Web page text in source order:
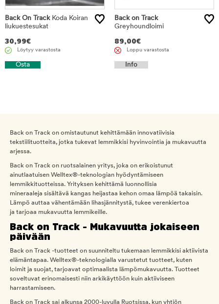
Back On TrackKoda Koiran
liukuestesukat
30,99€
Löytyy varastosta
Osta
Back on Track
Greyhoundloimi
89,00€
Loppu varastosta
Info
Back on Track on omistautunut kehittämään innovatiivisia
tekstiilituotteita, jotka tukevat lemmikkisi hyvinvointia ja mukavuutta
arjessa.
Back on Track on ruotsalainen yritys, joka on erikoistunut
ainutlaatuisen Welltex®-teknologian hyödyntämiseen
lemmikkituotteissa. Yrityksen kehittämä luonnollisia
mineraaleja sisältävä kangas heijastaa kehon omaa lämpöä takaisin.
Lämpö auttaa vähentämään lihasjännitystä, tukee verenkiertoa
ja tarjoaa mukavuutta lemmikeille.
Back on Track - Mukavuutta jokaiseen
päivään
Back on Track -tuotteet on suunniteltu tukemaan lemmikkisi aktiivista
elämäntapaa. Welltex®-teknologialla varustetut tuotteet, kuten
loimit ja suojat, tarjoavat optimaalista lämpömukavuutta. Tuotteet
soveltuvat erinomaisesti niin arkikäyttöön kuin aktiiviseen
harrastamiseen.
Back on Track sai alkunsa 2000-luvulla Ruotsissa, kun yhtiön